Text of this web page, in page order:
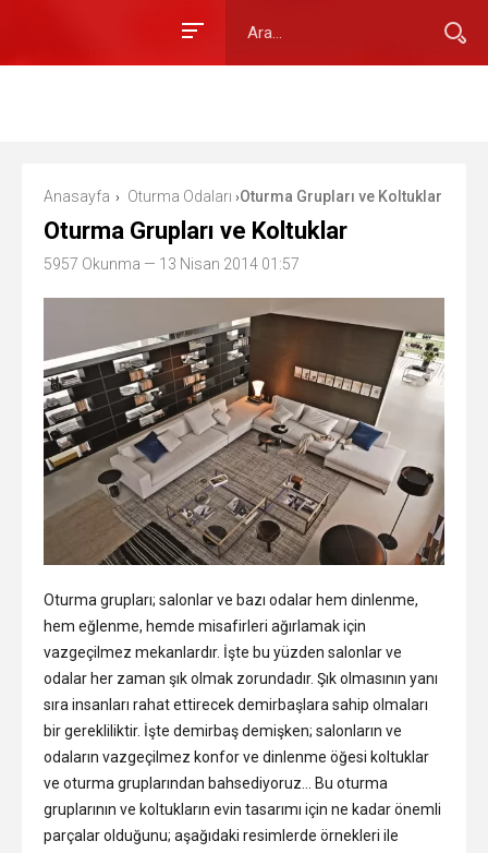
Anasayfa › Oturma Odaları ›Oturma Grupları ve Koltuklar
Oturma Grupları ve Koltuklar
5957 Okunma — 13 Nisan 2014 01:57
Oturma grupları; salonlar ve bazı odalar hem dinlenme,
hem eğlenme, hemde misafirleri ağırlamak için
vazgeçilmez mekanlardır. İşte bu yüzden salonlar ve
odalar her zaman şık olmak zorundadır. Şık olmasının yanı
sıra insanları rahat ettirecek demirbaşlara sahip olmaları
bir gerekliliktir. İşte demirbaş demişken; salonların ve
odaların vazgeçilmez konfor ve dinlenme öğesi koltuklar
ve oturma gruplarından bahsediyoruz… Bu oturma
gruplarının ve koltukların evin tasarımı için ne kadar önemli
parçalar olduğunu; aşağıdaki resimlerde örnekleri ile